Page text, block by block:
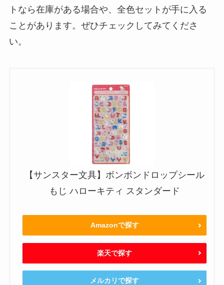
トなら在庫がある場合や、全色セットが手に入る
ことがあります。ぜひチェックしてみてくださ
い。
【サンスター文具】ボンボンドロップシール
もじ ハローキティ スタンダード
Amazonで探す
楽天で探す
メルカリで探す